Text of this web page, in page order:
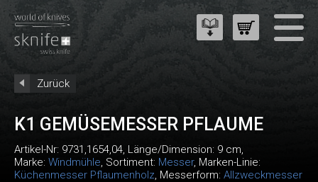
Zurück
K1 GEMÜSEMESSER PFLAUME
Artikel-Nr: 9731,1654,04, Länge/Dimension: 9 cm,
Marke: Windmühle, Sortiment: Messer, Marken-Linie:
Küchenmesser Pflaumenholz, Messerform: Allzweckmesser